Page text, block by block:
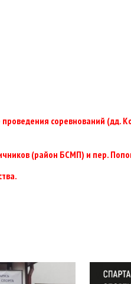
соревнований (дд.
(район БСМП) и пер.